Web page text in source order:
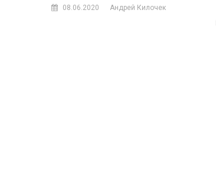
08.06.2020 Андрей Килочек